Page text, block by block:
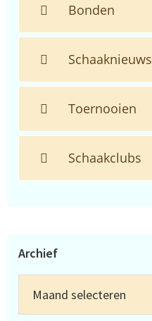
Bonden
Schaaknieuws
Toernooien
Schaakclubs
Archief